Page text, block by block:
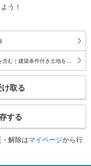
付帯設備充実！
空間！
きるキッチン！
様がいらっしゃるご家庭も
曜日も営業しております。
う！
駅徒歩5分以内｜価格未定を含む｜建築条件付き土地を含む｜間取り未定を含む
取る
する
解除はマイページから行